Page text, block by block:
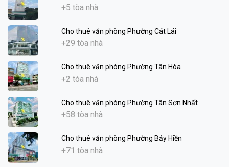
+5 tòa nhà
Cho thuê văn phòng Phường Cát Lái
+29 tòa nhà
Cho thuê văn phòng Phường Tân Hòa
+2 tòa nhà
Cho thuê văn phòng Phường Tân Sơn Nhất
+58 tòa nhà
Cho thuê văn phòng Phường Bảy Hiền
+71 tòa nhà